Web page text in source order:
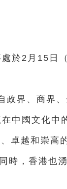
於2月15日
政界、商界
中國文化中
卓越和崇高
時，香港也